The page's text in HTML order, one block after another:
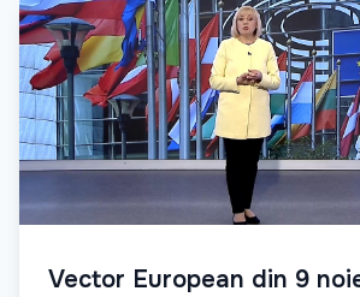
Vector European din 9